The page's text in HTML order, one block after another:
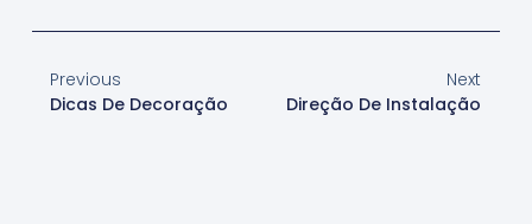
Previous
Dicas De Decoração
Next
Direção De Instalação